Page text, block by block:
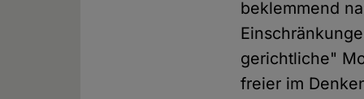
beklemmend
gerichtliche"
freier im